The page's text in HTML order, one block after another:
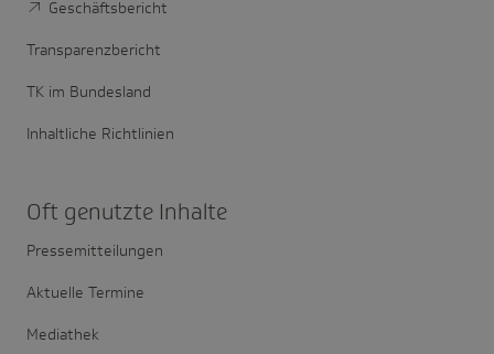
Geschäftsbericht
Transparenzbericht
TK im Bundesland
Inhaltliche Richtlinien
Oft genutzte Inhalte
Pressemitteilungen
Aktuelle Termine
Mediathek